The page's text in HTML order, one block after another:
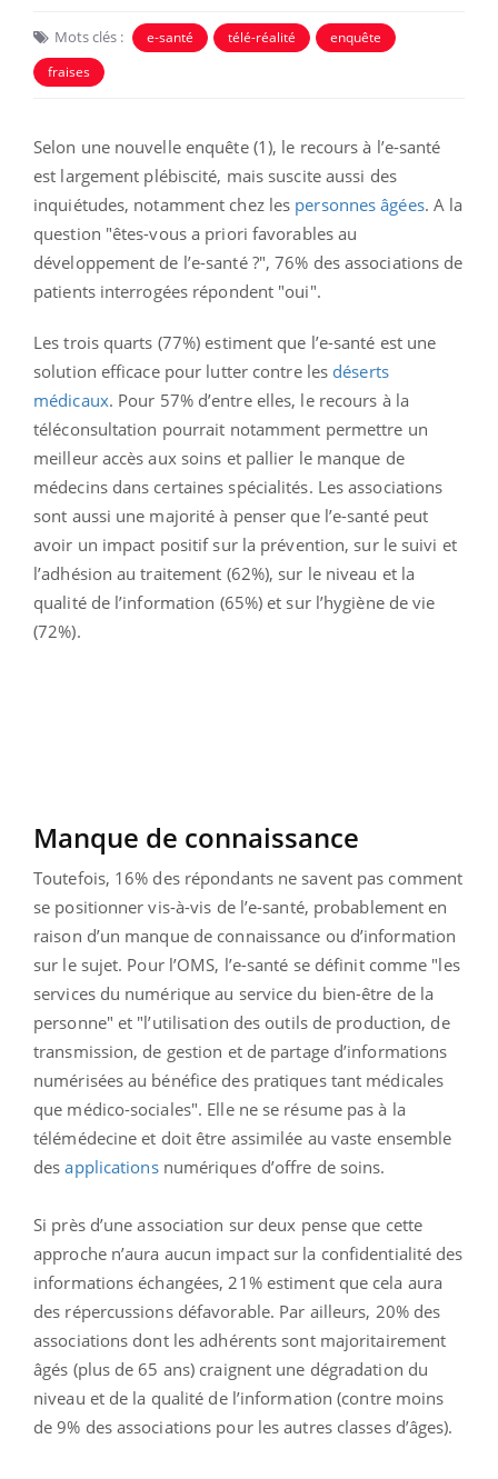
Mots clés : e-santé télé-réalité
enquête
fraises
Selon une nouvelle enquête (1), le recours à l’e-santé
est largement plébiscité, mais suscite aussi des
inquiétudes, notamment chez les personnes âgées. A la
question "êtes-vous a priori favorables au
développement de l’e-santé ?", 76% des associations de
patients interrogées répondent "oui".
Les trois quarts (77%) estiment que l’e-santé est une
solution efficace pour lutter contre les déserts
médicaux. Pour 57% d’entre elles, le recours à la
téléconsultation pourrait notamment permettre un
meilleur accès aux soins et pallier le manque de
médecins dans certaines spécialités. Les associations
sont aussi une majorité à penser que l’e-santé peut
avoir un impact positif sur la prévention, sur le suivi et
l’adhésion au traitement (62%), sur le niveau et la
qualité de l’information (65%) et sur l’hygiène de vie
(72%).
Manque de connaissance
Toutefois, 16% des répondants ne savent pas comment
se positionner vis-à-vis de l’e-santé, probablement en
raison d’un manque de connaissance ou d’information
sur le sujet. Pour l’OMS, l’e-santé se définit comme "les
services du numérique au service du bien-être de la
personne" et "l’utilisation des outils de production, de
transmission, de gestion et de partage d’informations
numérisées au bénéfice des pratiques tant médicales
que médico-sociales". Elle ne se résume pas à la
télémédecine et doit être assimilée au vaste ensemble
desapplicationsnumériques d’offre de soins.
Si près d’une association sur deux pense que cette
approche n’aura aucun impact sur la confidentialité des
informations échangées, 21% estiment que cela aura
des répercussions défavorable. Par ailleurs, 20% des
associations dont les adhérents sont majoritairement
âgés (plus de 65 ans) craignent une dégradation du
niveau et de la qualité de l’information (contre moins
de 9% des associations pour les autres classes d’âges).